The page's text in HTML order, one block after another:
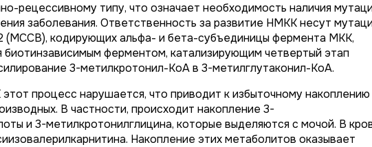
рецессивному типу, что означает необходимость наличия
заболевания. Ответственность за развитие НМКК несут
(MCCB), кодирующих альфа- и бета-субъединицы фермента МКК,
ферментом, катализирующим четвертый этап
3-метилкротонил-КоА в 3-метилглутаконил-КоА.
процесс нарушается, что приводит к избыточному накоплению
В частности, происходит накопление 3-
и 3-метилкротонилглицина, которые выделяются с мочой. В
Накопление этих метаболитов оказывает